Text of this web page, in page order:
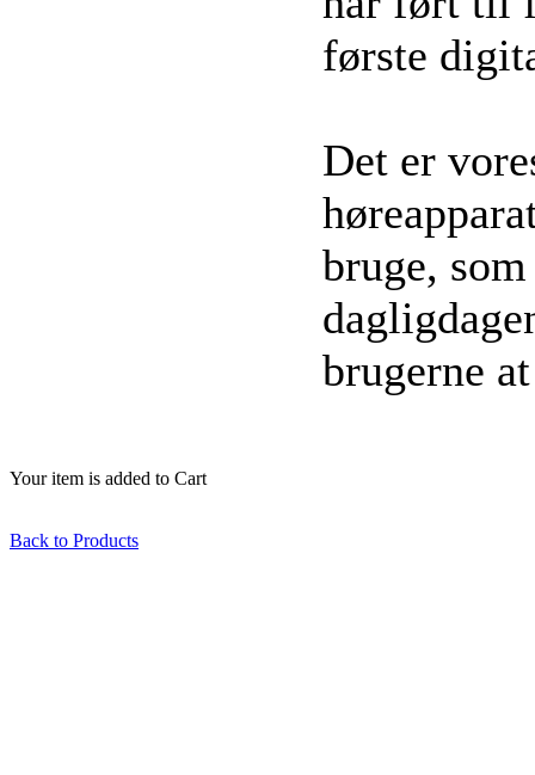
første
Det er
bruge,
brugerne
Your item is added to Cart
Back to Products